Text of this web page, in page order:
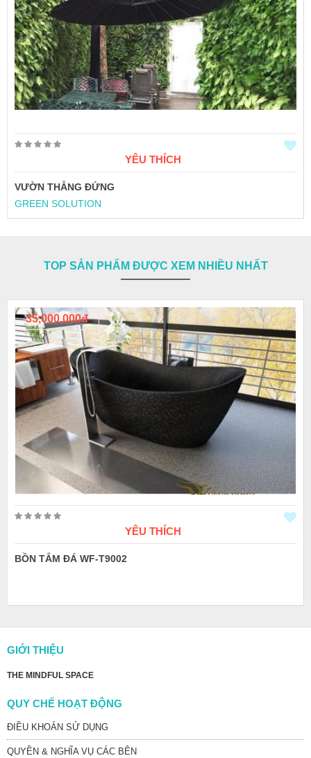
YÊU THÍCH
VƯỜN THẲNG ĐỨNG
GREEN SOLUTION
TOP SẢN PHẨM ĐƯỢC XEM NHIỀU NHẤT
35,000,000đ
YÊU THÍCH
BỒN TẮM ĐÁ WF-T9002
GIỚI THIỆU
THE MINDFUL SPACE
QUY CHẾ HOẠT ĐỘNG
ĐIỀU KHOẢN SỬ DỤNG
QUYỀN & NGHĨA VỤ CÁC BÊN